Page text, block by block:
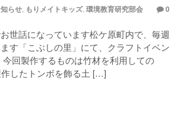
らせ, もりメイトキッズ,環境教育研究部会 0
世話になっています松ケ原町内で、毎週
す「こぶしの里」にて、クラフトイベン
今回製作するものは竹材を利用しての
たトンボを飾る土 […]